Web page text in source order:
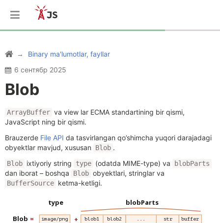
Binary ma'lumotlar, fayllar
6 сентябр 2025
Blob
ArrayBuffer va view lar ECMA standartining bir qismi,
JavaScript ning bir qismi.
Brauzerde File API da tasvirlangan qo’shimcha yuqori darajadagi
obyektlar mavjud, xususan
Blob .
Blob ixtiyoriy string type (odatda MIME-type) va blobParts
dan iborat – boshqa Blob obyektlari, stringlar va
BufferSource ketma-ketligi.